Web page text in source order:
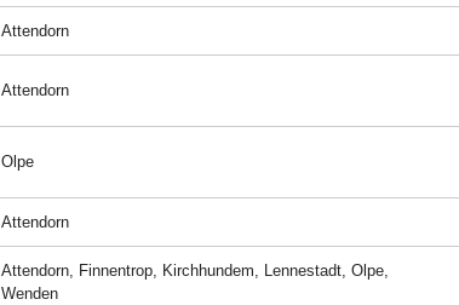
Attendorn
Attendorn
Olpe
Attendorn
Attendorn, Finnentrop, Kirchhundem, Lennestadt, Olpe,
Wenden